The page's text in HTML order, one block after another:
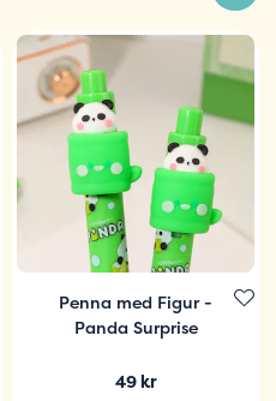
Penna med Figur -
Panda Surprise
49 kr